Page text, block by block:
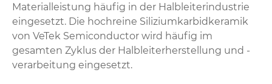
Materialleistung häufig in der Halbleiterindustrie
eingesetzt. Die hochreine Siliziumkarbidkeramik
von VeTek Semiconductor wird häufig im
gesamten Zyklus der Halbleiterherstellung und -
verarbeitung eingesetzt.